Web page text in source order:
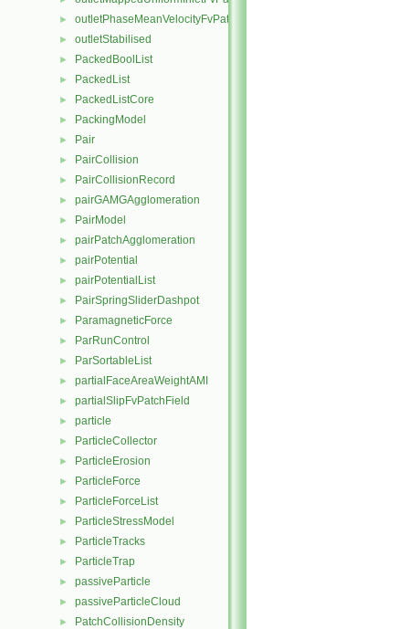
► outletPhaseMeanVelocityFvPatchVectorField
► outletStabilised
► PackedBoolList
► PackedList
► PackedListCore
► PackingModel
► Pair
► PairCollision
► PairCollisionRecord
► pairGAMGAgglomeration
► PairModel
► pairPatchAgglomeration
► pairPotential
► pairPotentialList
► PairSpringSliderDashpot
► ParamagneticForce
► ParRunControl
► ParSortableList
► partialFaceAreaWeightAMI
► partialSlipFvPatchField
► particle
► ParticleCollector
► ParticleErosion
► ParticleForce
► ParticleForceList
► ParticleStressModel
► ParticleTracks
► ParticleTrap
► passiveParticle
► passiveParticleCloud
► PatchCollisionDensity